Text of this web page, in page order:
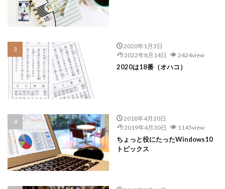
2020年1月3日
2022年8月14日
2424view
2020は18番（オハコ）
2018年4月20日
2019年4月30日
1145view
ちょっと役にたったWindows10
トピックス